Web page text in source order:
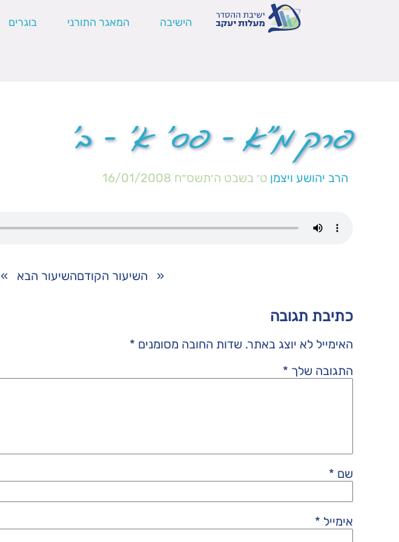
הישיבה המאגר התורני בוגרים
פרק מ"א – פס' א' – ב'
הרב יהושע ויצמן ט׳ בשבט ה׳תשס״ח 16/01/2008
« השיעור הקודםהשיעור הבא »
כתיבת תגובה
האימייל לא יוצג באתר. שדות החובה מסומנים *
התגובה שלך *
שם *
אימייל *